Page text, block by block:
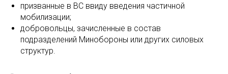
призванные в ВС ввиду введения частичной
мобилизации;
добровольцы, зачисленные в состав
подразделений Минобороны или других силовых
структур.